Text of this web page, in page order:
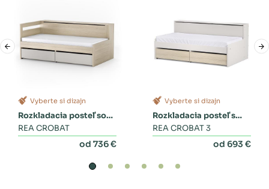
Vyberte si dizajn
Rozkladacia posteľ so
zásuvkami
REA CROBAT
od 736 €
Vyberte si dizajn
Rozkladacia posteľ s
dvoma zásuvkami a
REA CROBAT 3
od 693 €